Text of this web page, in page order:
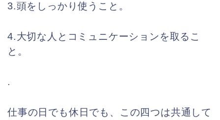
3.頭をしっかり使うこと。
4.大切な人とコミュニケーションを取るこ
と。
.
仕事の日でも休日でも、この四つは共通して